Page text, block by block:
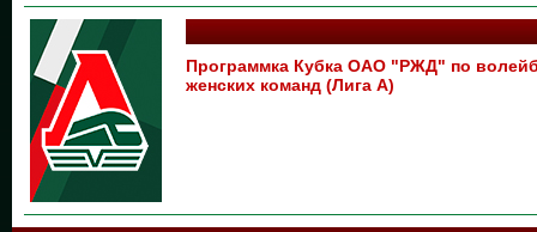
Программка Кубка ОАО "РЖД" по
женских команд (Лига А)